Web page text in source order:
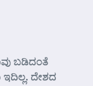
ಬಡಿದಂತೆ
ಇದಿಲ್ಲ. ದೇಶದ